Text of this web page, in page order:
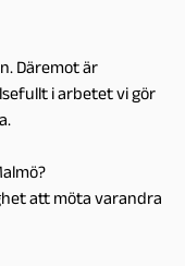
Däremot är
i arbetet vi gör
att möta varandra